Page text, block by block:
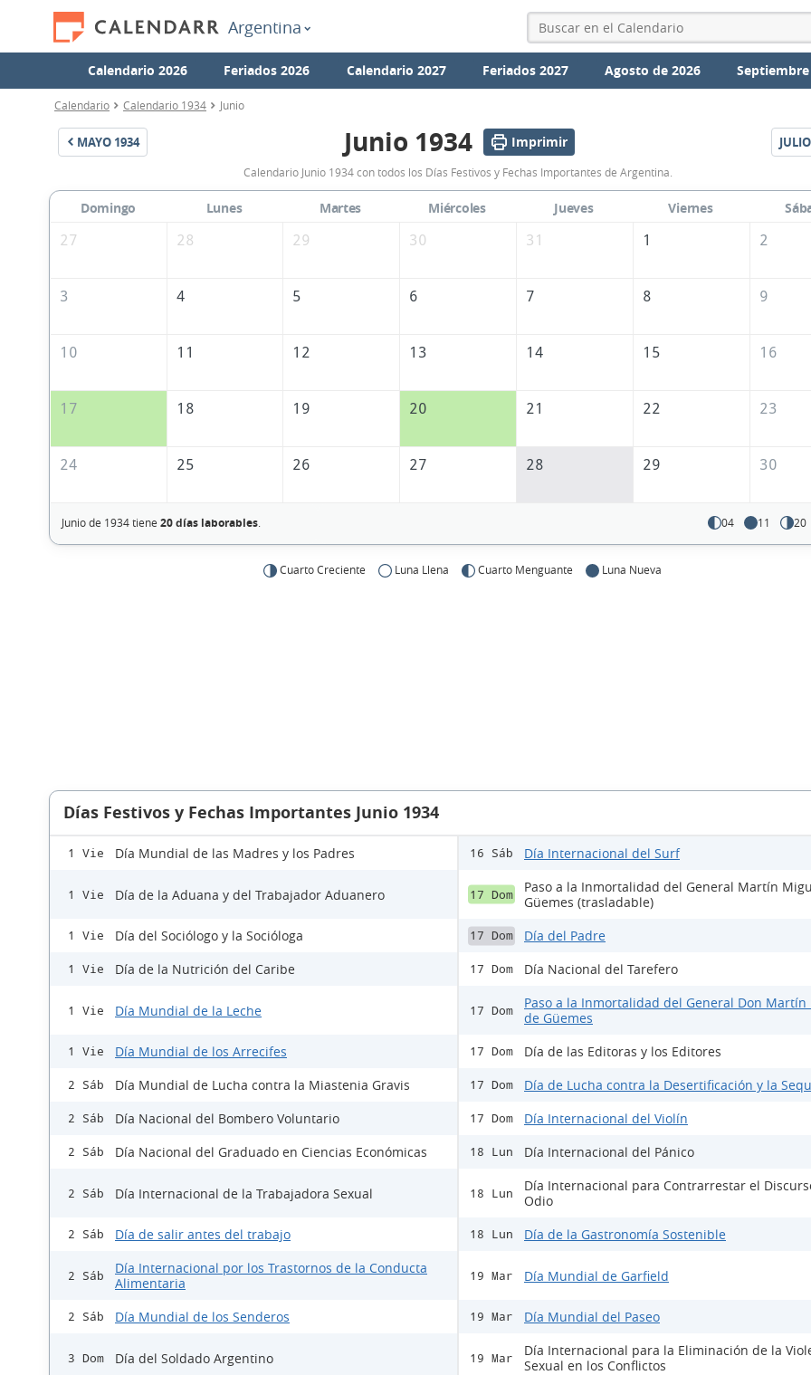
Argentina
Calendario 2026 Feriados 2026 Calendario 2027 Feriados 2027 Agosto de 2026
Calendario Calendario 1934 Junio
MAYO 1934
Calendario
Junio
1934
Argentina
Junio 1934 Imprimir JULIO
Calendario Junio 1934 con todos los Días Festivos y Fechas Importantes de Argentina.
Domingo Lunes Martes Miércoles Jueves Viernes
27
28 29 30 31 1 2
3 4 5 6 7 8 9
10 11 12 13 14 15 16
17 18 19 20 21 22 23
24 25 26 27 28 29 30
Junio de 1934 tiene 20 días laborables. 04 11 20
Cuarto Creciente Luna Llena Cuarto Menguante Luna Nueva
Días Festivos y Fechas Importantes Junio 1934
1 Vie Día Mundial de las Madres y los Padres
1 Vie Día de la Aduana y del Trabajador Aduanero
1 Vie Día del Sociólogo y la Socióloga
1 Vie Día de la Nutrición del Caribe
1 Vie Día Mundial de la Leche
1 Vie Día Mundial de los Arrecifes
2 Sáb Día Mundial de Lucha contra la Miastenia Gravis
2 Sáb Día Nacional del Bombero Voluntario
2 Sáb Día Nacional del Graduado en Ciencias Económicas
2 Sáb Día Internacional de la Trabajadora Sexual
2 Sáb Día de salir antes del trabajo
2 Sáb
Día Internacional por los Trastornos de la Conducta
Alimentaria
2 Sáb Día Mundial de los Senderos
3 Dom Día del Soldado Argentino
16 Sáb Día Internacional del Surf
17 Dom
Paso a la Inmortalidad del General Martín
Güemes (trasladable)
17 Dom Día del Padre
17 Dom Día Nacional del Tarefero
17 Dom
Paso a la Inmortalidad del General Don
de Güemes
17 Dom Día de las Editoras y los Editores
17 Dom Día de Lucha contra la Desertificación y la
17 Dom Día Internacional del Violín
18 Lun Día Internacional del Pánico
18 Lun
Día Internacional para Contrarrestar el
Odio
18 Lun Día de la Gastronomía Sostenible
19 Mar Día Mundial de Garfield
19 Mar Día Mundial del Paseo
19 Mar
Día Internacional para la Eliminación de la
Sexual en los Conflictos